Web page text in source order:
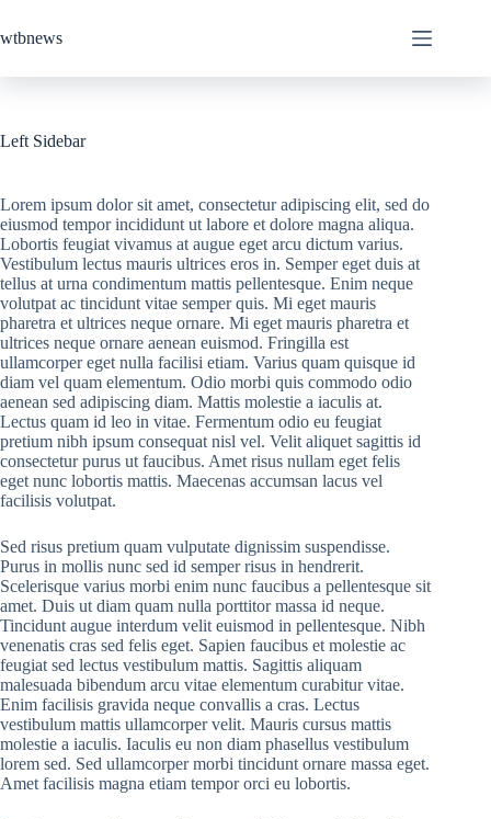
content
wtbnews
Left Sidebar
Lorem ipsum dolor sit amet, consectetur adipiscing elit, sed do
eiusmod tempor incididunt ut labore et dolore magna aliqua.
Lobortis feugiat vivamus at augue eget arcu dictum varius.
Vestibulum lectus mauris ultrices eros in. Semper eget duis at
tellus at urna condimentum mattis pellentesque. Enim neque
volutpat ac tincidunt vitae semper quis. Mi eget mauris
pharetra et ultrices neque ornare. Mi eget mauris pharetra et
ultrices neque ornare aenean euismod. Fringilla est
ullamcorper eget nulla facilisi etiam. Varius quam quisque id
diam vel quam elementum. Odio morbi quis commodo odio
aenean sed adipiscing diam. Mattis molestie a iaculis at.
Lectus quam id leo in vitae. Fermentum odio eu feugiat
pretium nibh ipsum consequat nisl vel. Velit aliquet sagittis id
consectetur purus ut faucibus. Amet risus nullam eget felis
eget nunc lobortis mattis. Maecenas accumsan lacus vel
facilisis volutpat.
Sed risus pretium quam vulputate dignissim suspendisse.
Purus in mollis nunc sed id semper risus in hendrerit.
Scelerisque varius morbi enim nunc faucibus a pellentesque sit
amet. Duis ut diam quam nulla porttitor massa id neque.
Tincidunt augue interdum velit euismod in pellentesque. Nibh
venenatis cras sed felis eget. Sapien faucibus et molestie ac
feugiat sed lectus vestibulum mattis. Sagittis aliquam
malesuada bibendum arcu vitae elementum curabitur vitae.
Enim facilisis gravida neque convallis a cras. Lectus
vestibulum mattis ullamcorper velit. Mauris cursus mattis
molestie a iaculis. Iaculis eu non diam phasellus vestibulum
lorem sed. Sed ullamcorper morbi tincidunt ornare massa eget.
Amet facilisis magna etiam tempor orci eu lobortis.